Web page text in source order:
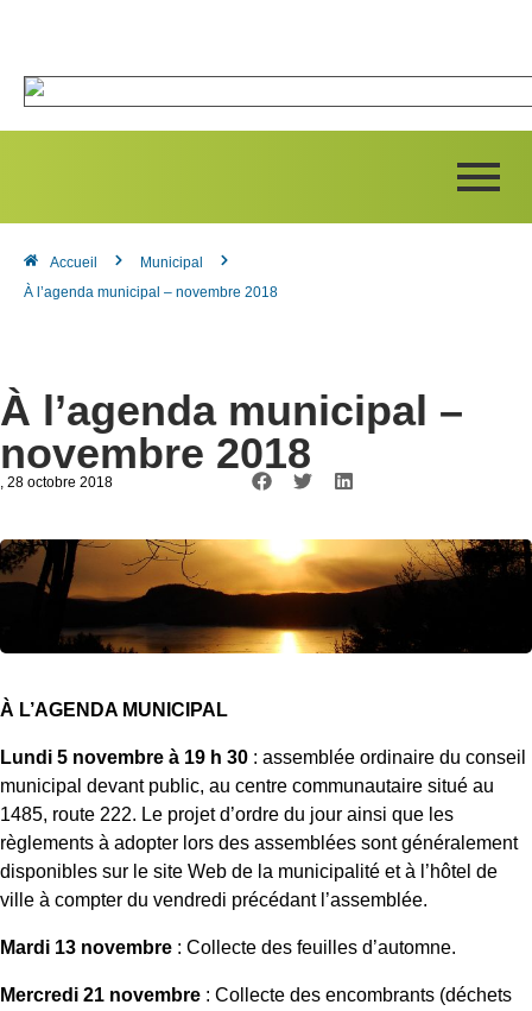
Accueil
Municipal
À l’agenda municipal – novembre 2018
À l’agenda municipal –
novembre 2018
, 28 octobre 2018
À L’AGENDA MUNICIPAL
Lundi 5 novembre à 19 h 30 : assemblée ordinaire du conseil
municipal devant public, au centre communautaire situé au
1485, route 222. Le projet d’ordre du jour ainsi que les
règlements à adopter lors des assemblées sont généralement
disponibles sur le site Web de la municipalité et à l’hôtel de
ville à compter du vendredi précédant l’assemblée.
Mardi 13 novembre : Collecte des feuilles d’automne.
Mercredi 21 novembre : Collecte des encombrants (déchets